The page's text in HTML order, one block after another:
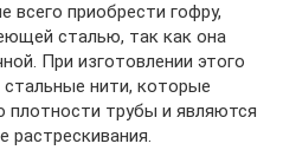
всего приобрести гофру,
сталью, так как она
При изготовлении этого
нити, которые
трубы и являются
растрескивания.